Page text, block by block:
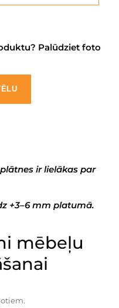
Palūdziet foto
ir lielākas par
+3–6 mm platumā.
mēbeļu